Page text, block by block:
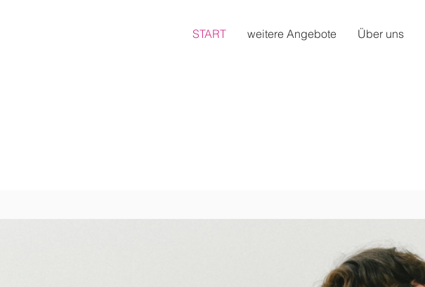
START weitere Angebote Über uns